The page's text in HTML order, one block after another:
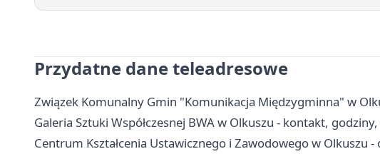
Przydatne dane teleadresowe
Związek Komunalny Gmin "Komunikacja Międzygminna" w
Galeria Sztuki Współczesnej BWA w Olkuszu - kontakt,
Centrum Kształcenia Ustawicznego i Zawodowego w Olkuszu